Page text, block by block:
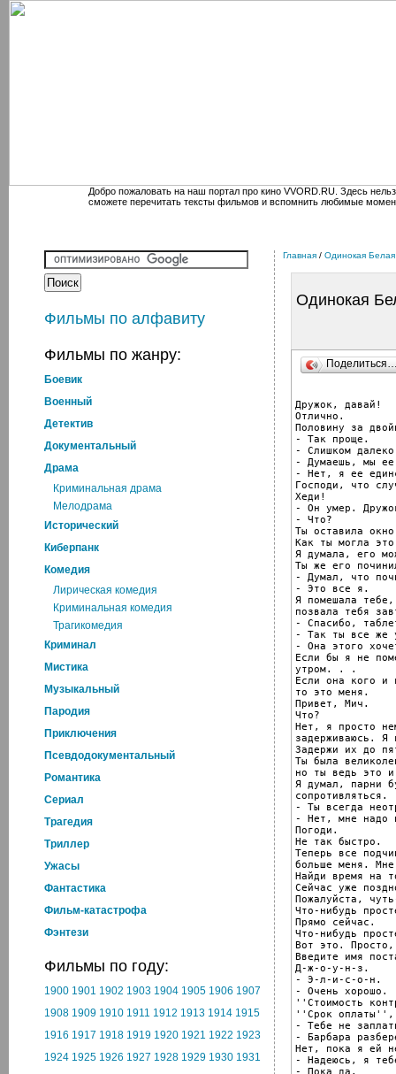
Добро пожаловать на наш портал про кино VVORD.RU. Здесь
сможете перечитать тексты фильмов и вспомнить любимые
Фильмы по алфавиту
Фильмы по жанру:
Боевик
Военный
Детектив
Документальный
Драма
Криминальная драма
Мелодрама
Исторический
Киберпанк
Комедия
Лирическая комедия
Криминальная комедия
Трагикомедия
Криминал
Мистика
Музыкальный
Пародия
Приключения
Псевдодокументальный
Романтика
Cериал
Трагедия
Триллер
Ужасы
Фантастика
Фильм-катастрофа
Фэнтези
Фильмы по году:
1900 1901 1902 1903 1904 1905 1906 1907
1908 1909 1910 1911 1912 1913 1914 1915
1916 1917 1918 1919 1920 1921 1922 1923
1924 1925 1926 1927 1928 1929 1930 1931
Главная / Одинокая
Одинокая
Дружок, давай!
Отлично.
Половину за
- Так проще.
- Слишком
- Думаешь, мы ее
- Нет, я ее
Господи, что
Хеди!
- Он умер.
- Что?
Ты оставила
Как ты могла это
Я думала, его
Ты же его
- Думал, что
- Это все я.
Я помешала
позвала тебя
- Спасибо,
- Так ты все же
- Она этого
Если бы я не
утром. . .
Если она кого и
то это меня.
Привет, Мич.
Что?
Нет, я просто
задерживаюсь. Я
Задержи их до
Ты была
но ты ведь это и
Я думал, парни
сопротивляться.
- Ты всегда
- Нет, мне надо
Погоди.
Не так быстро.
Теперь все
больше меня.
Найди время на
Сейчас уже
Пожалуйста,
Что-нибудь
Прямо сейчас.
Что-нибудь
Вот это.
Введите имя
Д-ж-о-у-н-з.
- Э-л-и-с-о-н.
- Очень хорошо.
''Стоимость
''Срок
- Тебе не
- Барбара
Нет, пока я ей
- Надеюсь, я
- Пока да.